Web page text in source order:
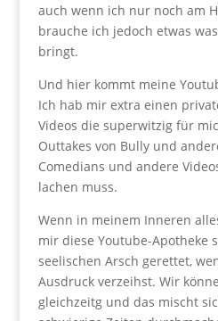
auch wenn ich nur noch am
brauche ich jedoch etwas
bringt.
Und hier kommt meine
Ich hab mir extra einen
Videos die superwitzig für
Outtakes von Bully und
Comedians und andere
lachen muss.
Wenn in meinem Inneren
mir diese Youtube-Apotheke
seelischen Arsch gerettet,
Ausdruck verzeihst. Wir
gleichzeitg und das mischt